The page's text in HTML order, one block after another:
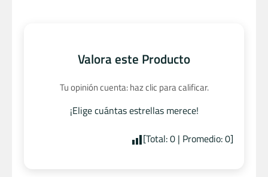
Valora este Producto
Tu opinión cuenta: haz clic para calificar.
¡Elige cuántas estrellas merece!
[Total:0| Promedio:0]